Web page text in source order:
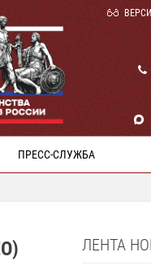
ПРЕСС-СЛУЖБА
ЛЕНТА